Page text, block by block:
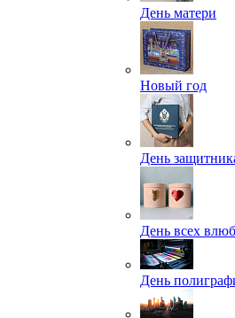
День матери
Новый год
День
День всех
День